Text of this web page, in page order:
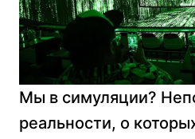
Мы в симуляции?
реальности, о